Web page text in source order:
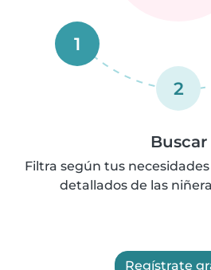
1
2
Buscar
Filtra según tus
detallados de las
Regístrate